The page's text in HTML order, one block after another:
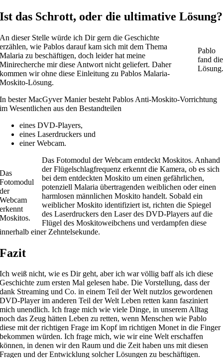
Ist das Schrott, oder die ultimative Lösung?
Pablo
fand die
Lösung.
An dieser Stelle würde ich Dir gern die Geschichte
erzählen, wie Pablos darauf kam sich mit dem Thema
Malaria zu beschäftigen, doch leider hat meine
Minirecherche mir diese Antwort nicht geliefert. Daher
kommen wir ohne diese Einleitung zu Pablos Malaria-
Moskito-Lösung.
In bester MacGyver Manier besteht Pablos Anti-Moskito-Vorrichtung
im Wesentlichen aus den Bestandteilen
eines DVD-Players,
eines Laserdruckers und
einer Webcam.
Das
Fotomodul
der
Webcam
erkennt
Moskitos.
Das Fotomodul der Webcam entdeckt Moskitos. Anhand
der Flügelschlagfrequenz erkennt die Kamera, ob es sich
bei dem entdeckten Moskito um einen gefährlichen,
potenziell Malaria übertragenden weiblichen oder einen
harmlosen männlichen Moskito handelt. Sobald ein
weiblicher Moskito identifiziert ist, richten die Spiegel
des Laserdruckers den Laser des DVD-Players auf die
Flügel des Moskitoweibchens und verdampfen diese
innerhalb einer Zehntelsekunde.
Fazit
Ich weiß nicht, wie es Dir geht, aber ich war völlig baff als ich diese
Geschichte zum ersten Mal gelesen habe. Die Vorstellung, dass der
dank Streaming und Co. in einem Teil der Welt nutzlos gewordenen
DVD-Player im anderen Teil der Welt Leben retten kann fasziniert
mich unendlich. Ich frage mich wie viele Dinge, in unserem Alltag
noch das Zeug hätten Leben zu retten, wenn Menschen wie Pablo
diese mit der richtigen Frage im Kopf im richtigen Monet in die Finger
bekommen würden. Ich frage mich, wie wir eine Welt erschaffen
können, in denen wir den Raum und die Zeit haben uns mit diesen
Fragen und der Entwicklung solcher Lösungen zu beschäftigen.